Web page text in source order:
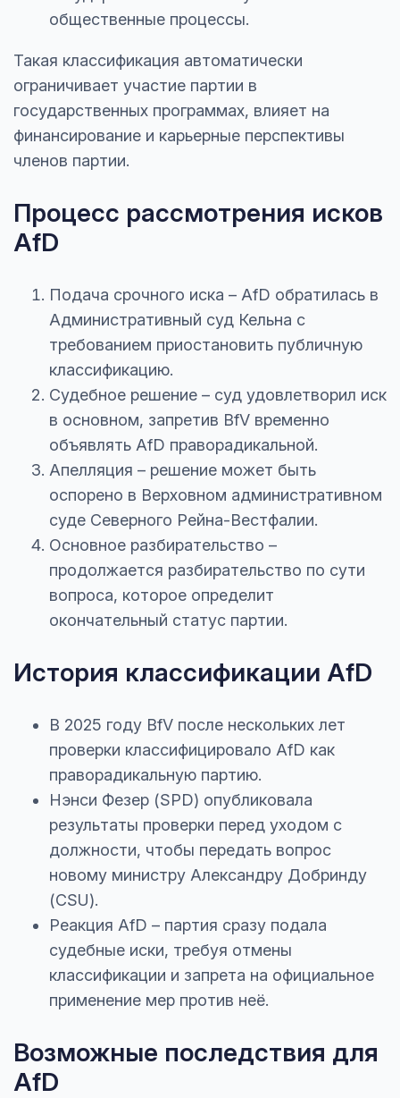
общественные процессы.
Такая классификация автоматически
ограничивает участие партии в
государственных программах, влияет на
финансирование и карьерные перспективы
членов партии.
Процесс рассмотрения исков
AfD
Подача срочного иска – AfD обратилась в
Административный суд Кельна с
требованием приостановить публичную
классификацию.
Судебное решение – суд удовлетворил иск
в основном, запретив BfV временно
объявлять AfD праворадикальной.
Апелляция – решение может быть
оспорено в Верховном административном
суде Северного Рейна-Вестфалии.
Основное разбирательство –
продолжается разбирательство по сути
вопроса, которое определит
окончательный статус партии.
История классификации AfD
В 2025 году BfV после нескольких лет
проверки классифицировало AfD как
праворадикальную партию.
Нэнси Фезер (SPD) опубликовала
результаты проверки перед уходом с
должности, чтобы передать вопрос
новому министру Александру Добринду
(CSU).
Реакция AfD – партия сразу подала
судебные иски, требуя отмены
классификации и запрета на официальное
применение мер против неё.
Возможные последствия для
AfD